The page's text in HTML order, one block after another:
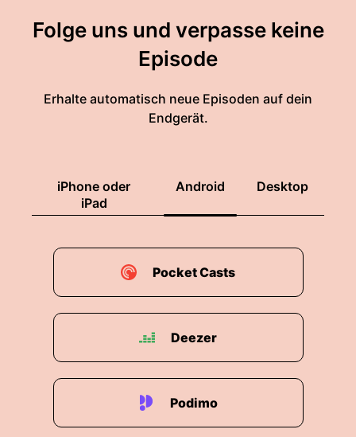
Folge uns und verpasse keine
Episode
Erhalte automatisch neue Episoden auf dein
Endgerät.
iPhone oder
iPad
Android Desktop
Pocket Casts
Deezer
Podimo